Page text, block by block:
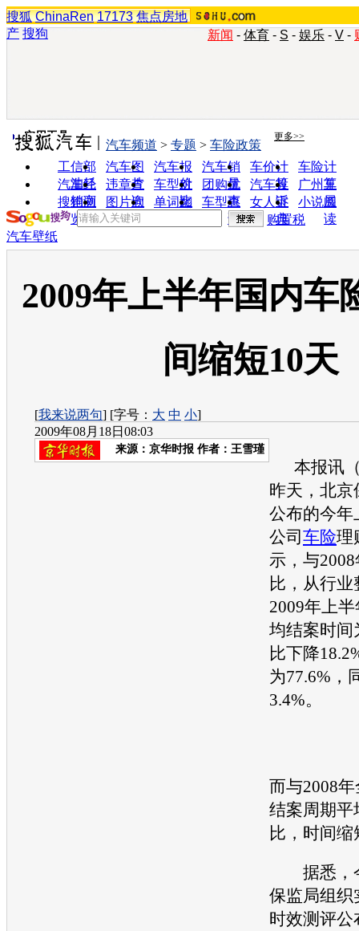
搜狐 ChinaRen 17173 焦点房地
产 搜狗 新闻 - 体育 - S - 娱乐 - V -
实用工具 更多>>
工信部
油耗
汽车图
片
汽车报
价
汽车销
量
车价计
算
车险计
算
汽车经
销商
违章查
询
车型对
比
团购优
惠
汽车投
诉
广州车
展
搜狗浏
览器
图片欣
赏
单词翻
车型查
询
女人宝
典
小说阅
读
汽车频道 > 专题 > 车险政策
购置税
汽车壁纸
2009年上半年国内车
间缩短10天
[我来说两句] [字号： 大 中 小]
2009年08月18日08:03
来源： 京华时报 作者：王雪瑾
本报讯（
昨天，北京
公布的今年
公司 车险理
示，与
比，从行
2009年上
均结案时间
比下降
为77.6%，
3.4%。
而与2008
结案周期平
比，时间
据悉，
保监局组织
时效测评公